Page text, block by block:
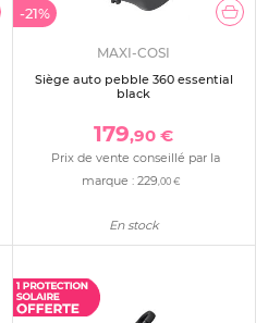
-21%
MAXI-COSI
Siège auto pebble 360 essential
black
179,90 €
Prix de vente conseillé par la
marque :229,00 €
En stock